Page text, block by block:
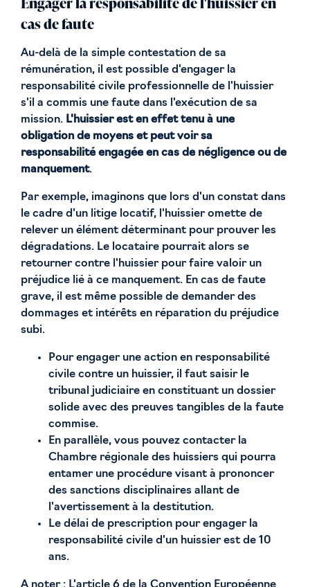
cas de faute
Au-delà de la simple contestation de sa
rémunération, il est possible d'engager la
responsabilité civile professionnelle de l'huissier
s'il a commis une faute dans l'exécution de sa
mission. L'huissier est en effet tenu à une
obligation de moyens et peut voir sa
responsabilité engagée en cas de négligence ou de
manquement.
Par exemple, imaginons que lors d'un constat dans
le cadre d'un litige locatif, l'huissier omette de
relever un élément déterminant pour prouver les
dégradations. Le locataire pourrait alors se
retourner contre l'huissier pour faire valoir un
préjudice lié à ce manquement. En cas de faute
grave, il est même possible de demander des
dommages et intérêts en réparation du préjudice
subi.
Pour engager une action en responsabilité
civile contre un huissier, il faut saisir le
tribunal judiciaire en constituant un dossier
solide avec des preuves tangibles de la faute
commise.
En parallèle, vous pouvez contacter la
Chambre régionale des huissiers qui pourra
entamer une procédure visant à prononcer
des sanctions disciplinaires allant de
l'avertissement à la destitution.
Le délai de prescription pour engager la
responsabilité civile d'un huissier est de 10
ans.